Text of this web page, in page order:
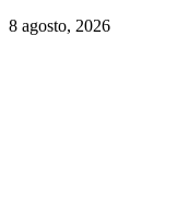
8 agosto, 2026